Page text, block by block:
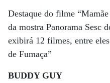
Destaque do filme
da mostra Panorama Sesc
exibirá 12 filmes, entre
de Fumaça”
BUDDY GUY